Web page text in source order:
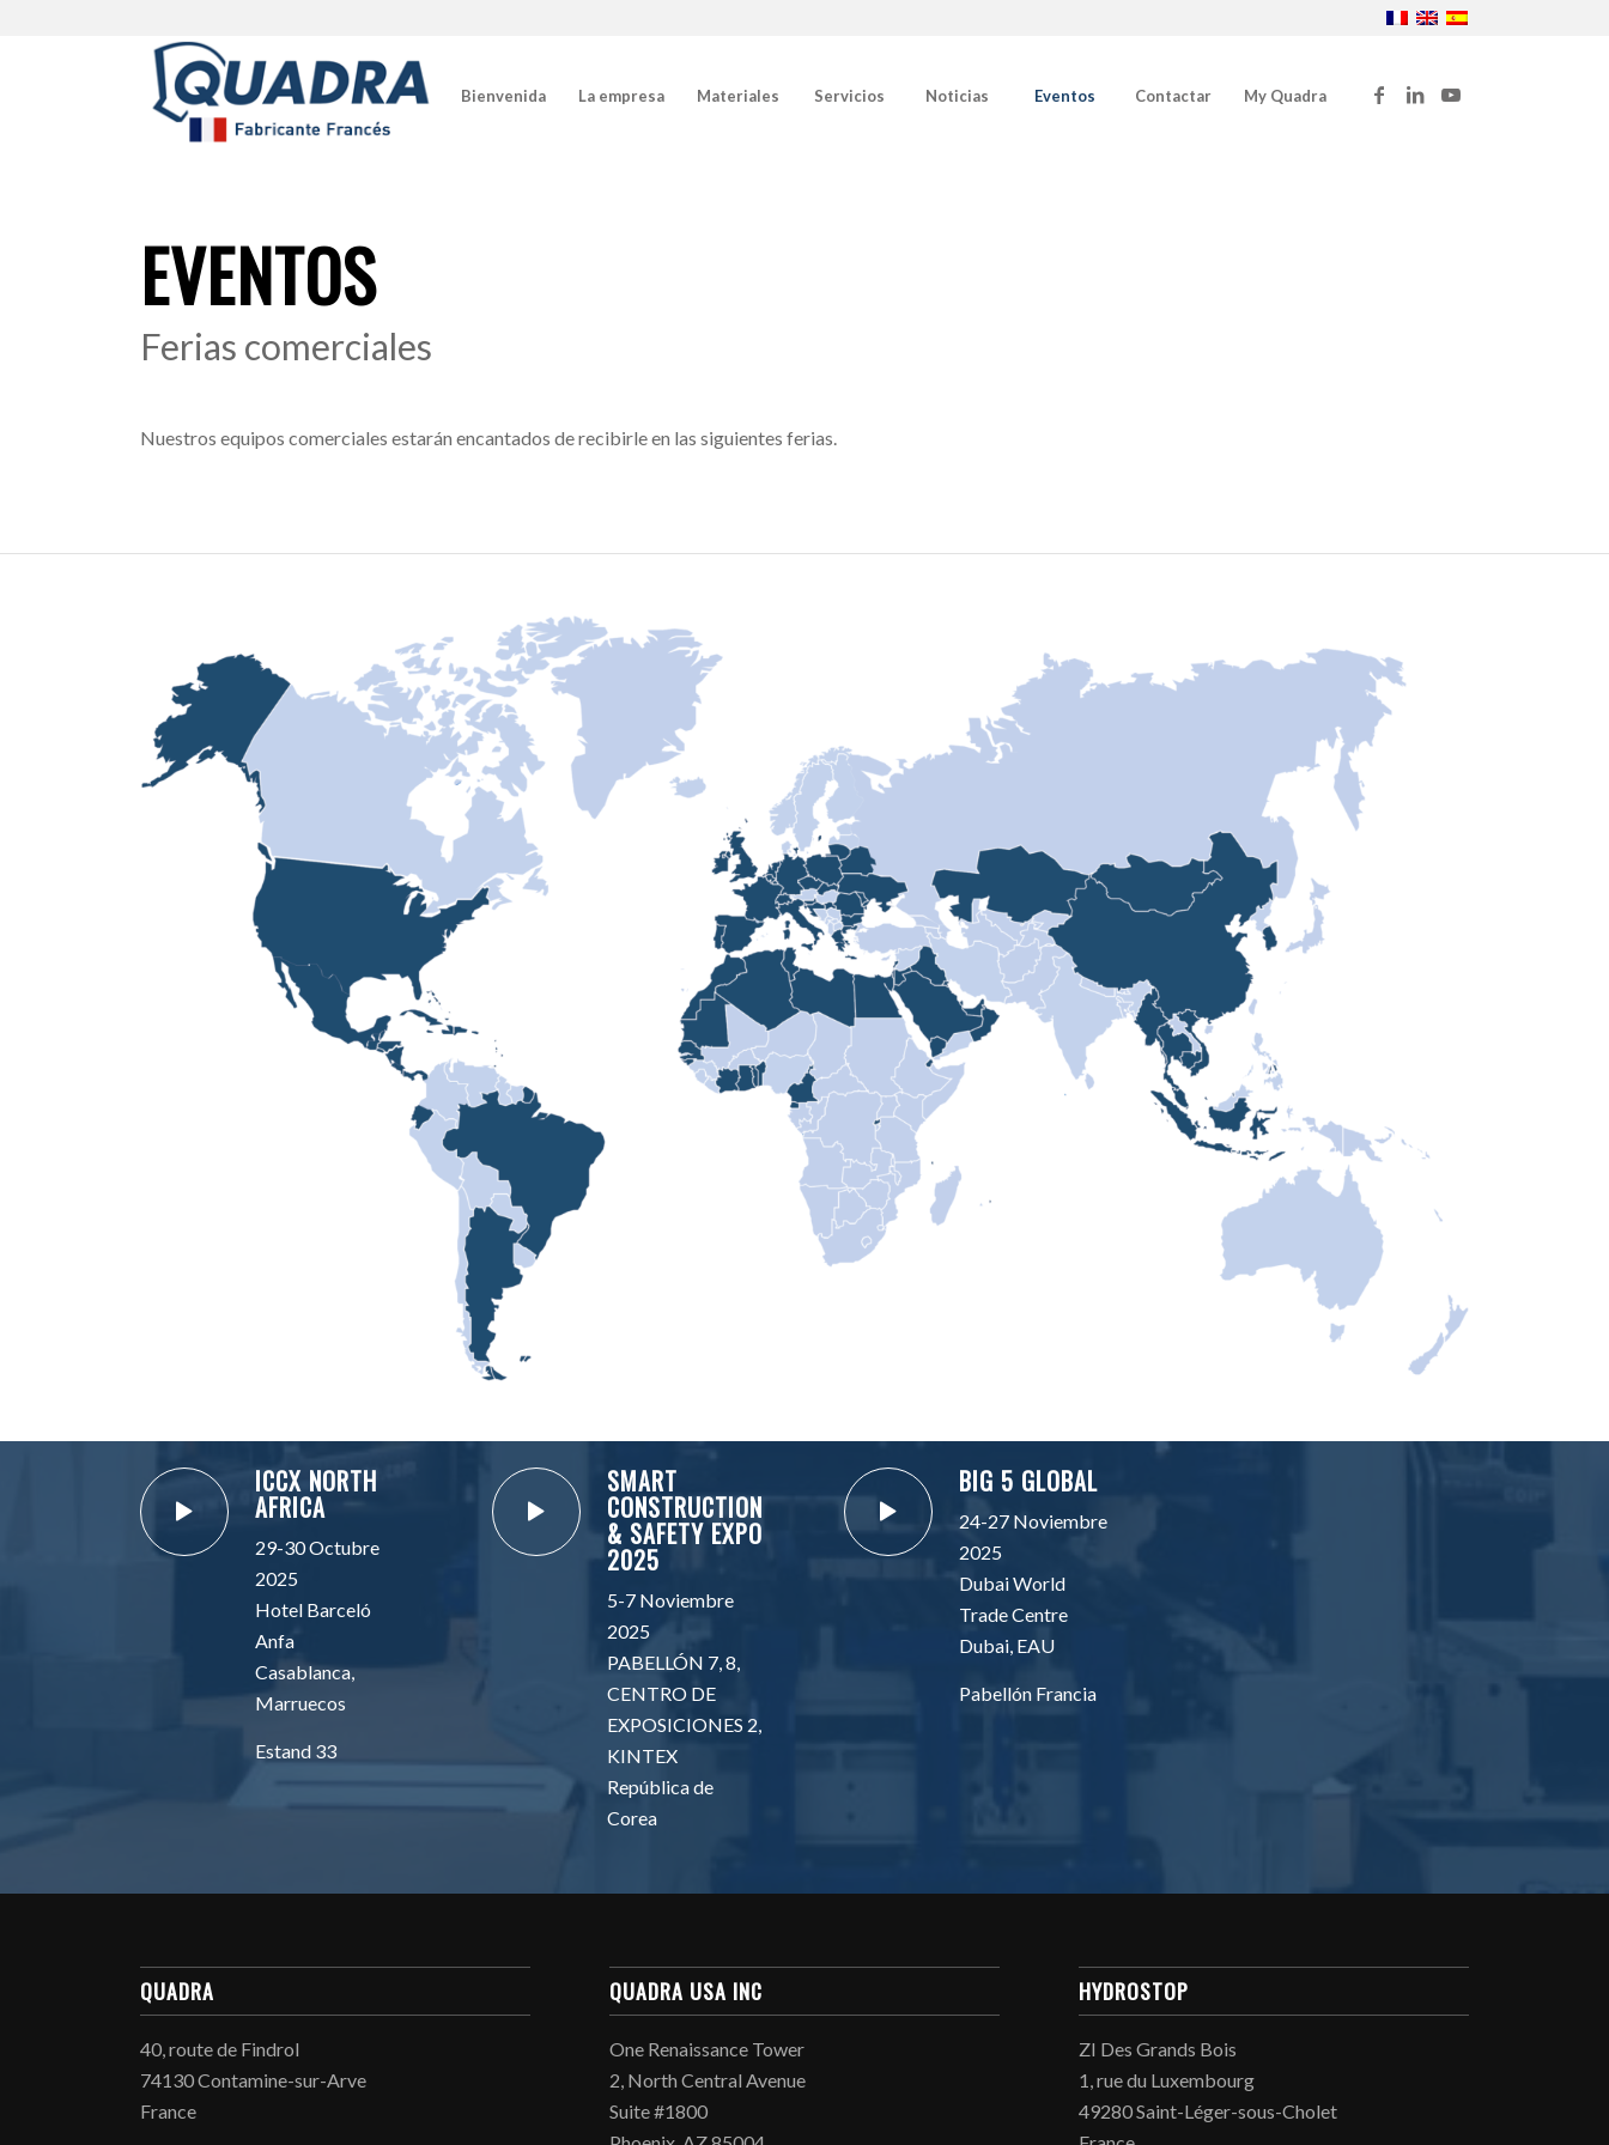
Bienvenida La empresa Materiales Servicios Noticias Eventos Contactar My Quadra
EVENTOS
Ferias comerciales
Nuestros equipos comerciales estarán encantados de recibirle en las siguientes ferias.
ICCX NORTH
AFRICA
29-30 Octubre
2025
Hotel Barceló
Anfa
Casablanca,
Marruecos
Estand 33
SMART
CONSTRUCTION
& SAFETY EXPO
2025
5-7 Noviembre
2025
PABELLÓN 7, 8,
CENTRO DE
EXPOSICIONES 2,
KINTEX
República de
Corea
BIG 5 GLOBAL
24-27 Noviembre
2025
Dubai World
Trade Centre
Dubai, EAU
Pabellón Francia
QUADRA
40, route de Findrol
74130 Contamine-sur-Arve
France
QUADRA USA INC
One Renaissance Tower
2, North Central Avenue
Suite #1800
HYDROSTOP
ZI Des Grands Bois
1, rue du Luxembourg
49280 Saint-Léger-sous-Cholet